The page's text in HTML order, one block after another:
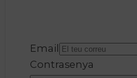
Email
Contrasenya